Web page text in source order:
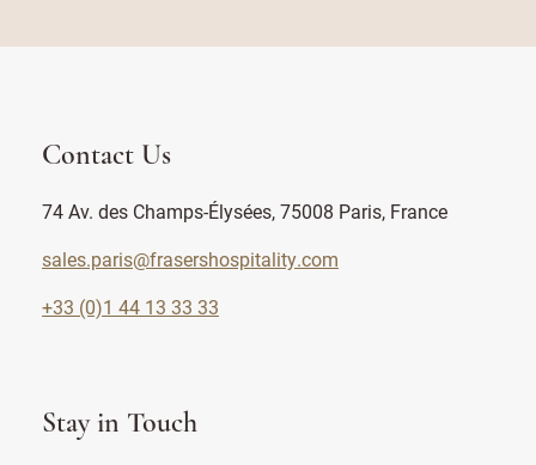
Contact Us
74 Av. des Champs-Élysées, 75008 Paris, France
sales.paris@frasershospitality.com
+33 (0)1 44 13 33 33
Stay in Touch